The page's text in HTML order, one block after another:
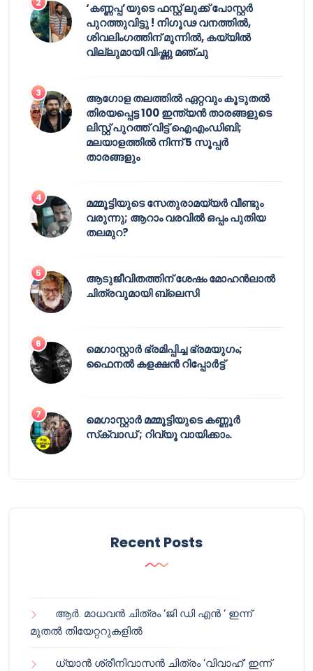
‘കണ്ണപ്പ’യുടെ ഫസ്റ്റ് ലുക്ക് പോസ്റ്റർ
പുറത്തുവിട്ടു ! നിഗൂഢ വനത്തിൽ,
ശിവലിംഗത്തിന് മുന്നിൽ, കയ്യിൽ
വില്ലുമായി വിഷ്ണു മഞ്ചു
ആഗോള തലത്തിൽ ഏറ്റവും കൂടുതൽ
തിരയപ്പെട്ട 100 ഇന്ത്യൻ താരങ്ങളുടെ
ലിസ്റ്റ് പുറത്ത് വിട്ട് ഐഎംഡിബി;
മലയാളത്തിൽ നിന്ന് 5 സൂപ്പർ
താരങ്ങളും
മമ്മൂട്ടിയുടെ സേതുരാമയ്യർ വീണ്ടും
വരുന്നു; ആറാം വരവിൽ ഒപ്പം പുതിയ
തലമുറ?
ആടുജീവിതത്തിന് ശേഷം മോഹൻലാൽ
ചിത്രവുമായി ബ്ലെസി
മെഗാസ്റ്റാർ ഭ്രമിപ്പിച്ച ഭ്രമയുഗം;
ഫൈനൽ കളക്ഷൻ റിപ്പോർട്ട്
മെഗാസ്റ്റാർ മമ്മൂട്ടിയുടെ കണ്ണൂർ
സ്‌ക്വാഡ് ; റിവ്യൂ വായിക്കാം.
Recent Posts
ആർ. മാധവൻ ചിത്രം ‘ജി ഡി എൻ ‘ ഇന്ന്
മുതൽ തിയേറ്ററുകളിൽ
ധ്യാൻ ശ്രീനിവാസൻ ചിത്രം ‘വിവാഹ്’ ഇന്ന്